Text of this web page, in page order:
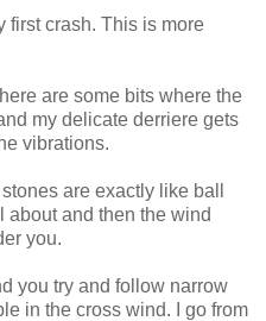
first crash. This is more
are some bits where the
my delicate derriere gets
vibrations.
are exactly like ball
about and then the wind
you.
you try and follow narrow
in the cross wind. I go from